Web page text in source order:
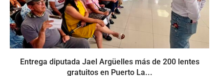
Entrega diputada Jael Argüelles más de 200 lentes
gratuitos en Puerto La...